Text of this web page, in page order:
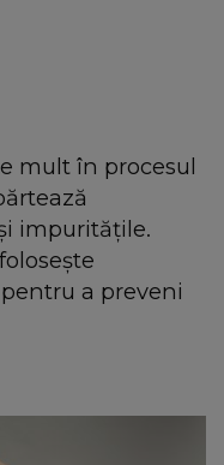
mult în procesul
impuritățile.
a preveni